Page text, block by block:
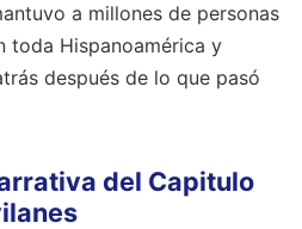
a millones de personas
toda Hispanoamérica y
después de lo que pasó
del Capitulo